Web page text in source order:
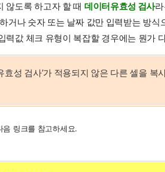
않도록 하고자 할 때 데이터유효성 검사
거나 숫자 또는 날짜 값만 입력받는 방
력값 체크 유형이 복잡할 경우에는 뭔가
효성 검사’가 적용되지 않은 다른 셀을
링크를 참고하세요.